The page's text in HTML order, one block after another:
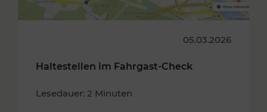
05.03.2026
Haltestellen im Fahrgast-Check
Lesedauer: 2 Minuten